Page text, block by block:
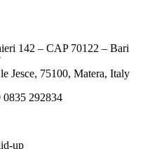
142 – CAP 70122 – Bari
Jesce, 75100, Matera, Italy
292834
up